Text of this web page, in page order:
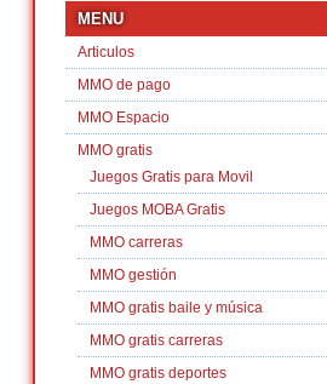
MENU
Articulos
MMO de pago
MMO Espacio
MMO gratis
Juegos Gratis para Movil
Juegos MOBA Gratis
MMO carreras
MMO gestión
MMO gratis baile y música
MMO gratis carreras
MMO gratis deportes